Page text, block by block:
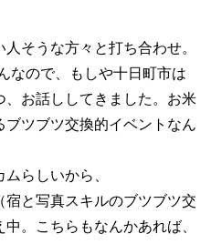
そうな方々と打ち合わせ。
なので、もしや十日町市は
お話ししてきました。お米
ツブツ交換的イベントなん
らしいから、
と写真スキルのブツブツ交
。こちらもなんかあれば、